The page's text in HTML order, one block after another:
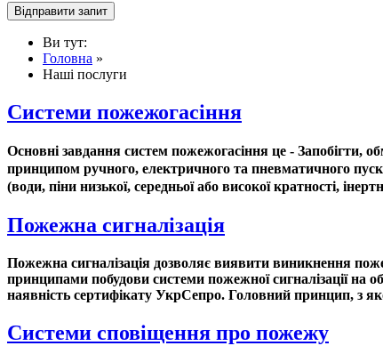
Ви тут:
Головна »
Наші послуги
Системи пожежогасіння
Основні завдання систем пожежогасіння це - Запобігти,
принципом ручного, електричного та пневматичного
(води, піни низької, середньої або високої кратності,
Пожежна сигналізація
Пожежна сигналізація дозволяє виявити виникнення
принципами побудови системи пожежної сигналізації на
наявність сертифікату УкрСепро. Головний принцип, з
Системи сповіщення про пожежу